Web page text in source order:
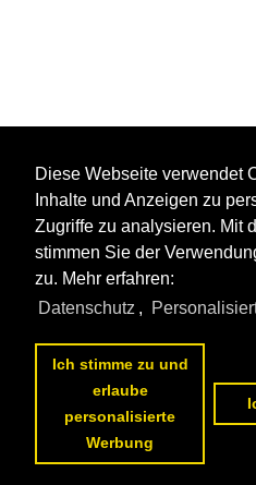
Diese Webseite verwendet
Inhalte und Anzeigen zu
Zugriffe zu analysieren. Mit
stimmen Sie der
zu. Mehr erfahren:
Datenschutz ,
Ich stimme zu und
erlaube
personalisierte
Werbung